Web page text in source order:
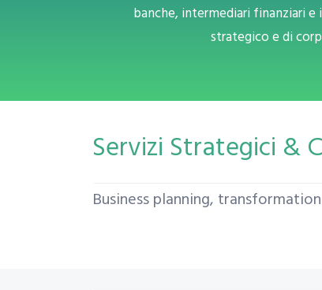
banche, intermediari finanziari
strategico e di
Servizi Strategici &
Business planning,